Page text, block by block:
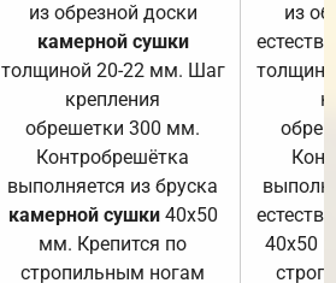
из обрезной доски
камерной сушки
толщиной 20-22 мм. Шаг
крепления
обрешетки 300 мм.
Контробрешётка
выполняется из бруска
камерной сушки40х50
мм. Крепится по
стропильным ногам
из
40х50